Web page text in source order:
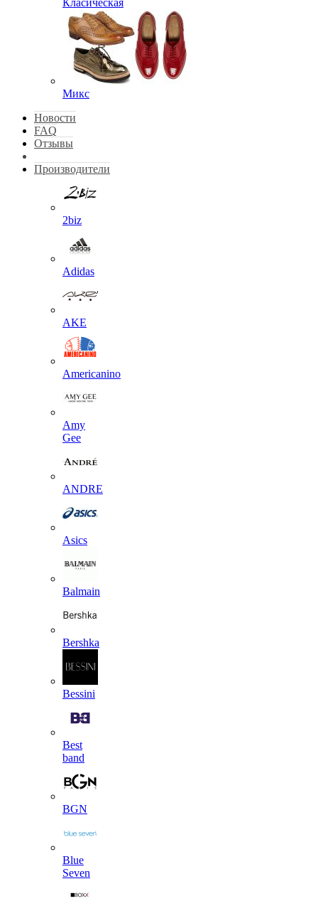
Класическая
Микс
Новости
FAQ
Отзывы
Производители
2biz
Adidas
AKE
Americanino
Amy
Gee
ANDRE
Asics
Balmain
Bershka
Bessini
Best
band
BGN
Blue
Seven